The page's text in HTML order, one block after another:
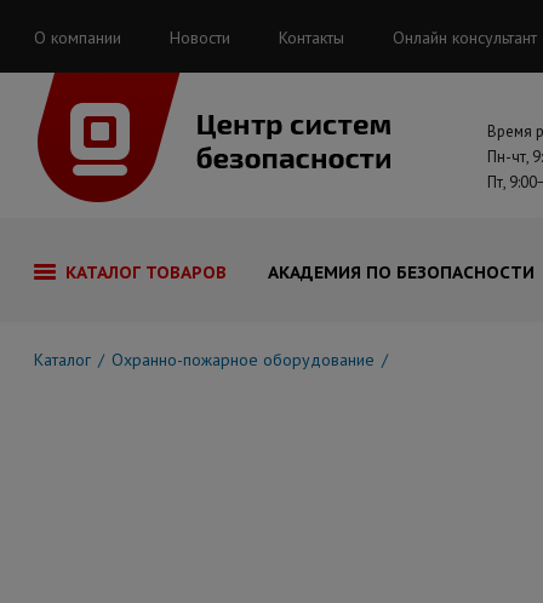
О компании Новости Контакты Онлайн консультант
Время
Пн-чт,
Пт,
КАТАЛОГ ТОВАРОВ АКАДЕМИЯ ПО БЕЗОПАСНОСТИ
Каталог Охранно-пожарное оборудование